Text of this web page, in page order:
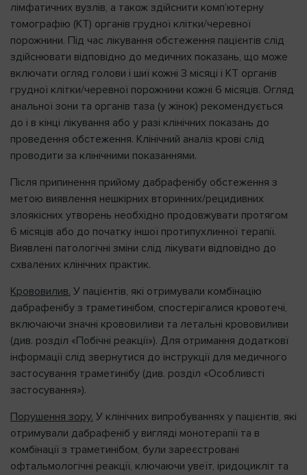
лімфатичних вузлів, а також здійснити комп’ютерну
томографію (КТ) органів грудної клітки/черевної
порожнини. Під час лікування обстеження пацієнтів слід
здійснювати відповідно до медичних показань, що може
включати огляд голови і шиї кожні 3 місяці і КТ органів
грудної клітки/черевної порожнини кожні 6 місяців. Огляд
анальної зони та органів таза (у жінок) рекомендується
до і в кінці лікування або у разі клінічних показань до
проведення обстеження. Клінічний аналіз крові слід
проводити за клінічними показаннями.
Після припинення прийому дабрафенібу обстеження з
метою виявлення нешкірних вторинних/рецидивних
злоякісних утворень необхідно продовжувати протягом
6 місяців або до початку іншої протипухлинної терапії.
Виявлені патологічні зміни слід лікувати відповідно до
схвалених клінічних практик.
Крововилив. У пацієнтів, які отримували комбінацію
дабрафенібу з траметинібом, спостерігалися кровотечі,
включаючи значні крововиливи та летальні крововиливи
(див. розділ «Побічні реакції»). Для отримання додатковї
інформації слід звернутися до інструкції для медичного
застосування траметинібу (див. розділ «Особливсті
застосування»).
Порушення зору. У клінічних випробуваннях у пацієнтів, які
отримували дабрафеніб у вигляді монотерапії та в
комбінації з траметинібом, були зареєстровані
офтальмологічні реакції, ключаючи увеїт, іридоцикліт та